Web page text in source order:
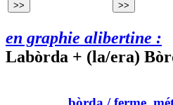
en graphie alibertine :
Labòrda + (la/era)